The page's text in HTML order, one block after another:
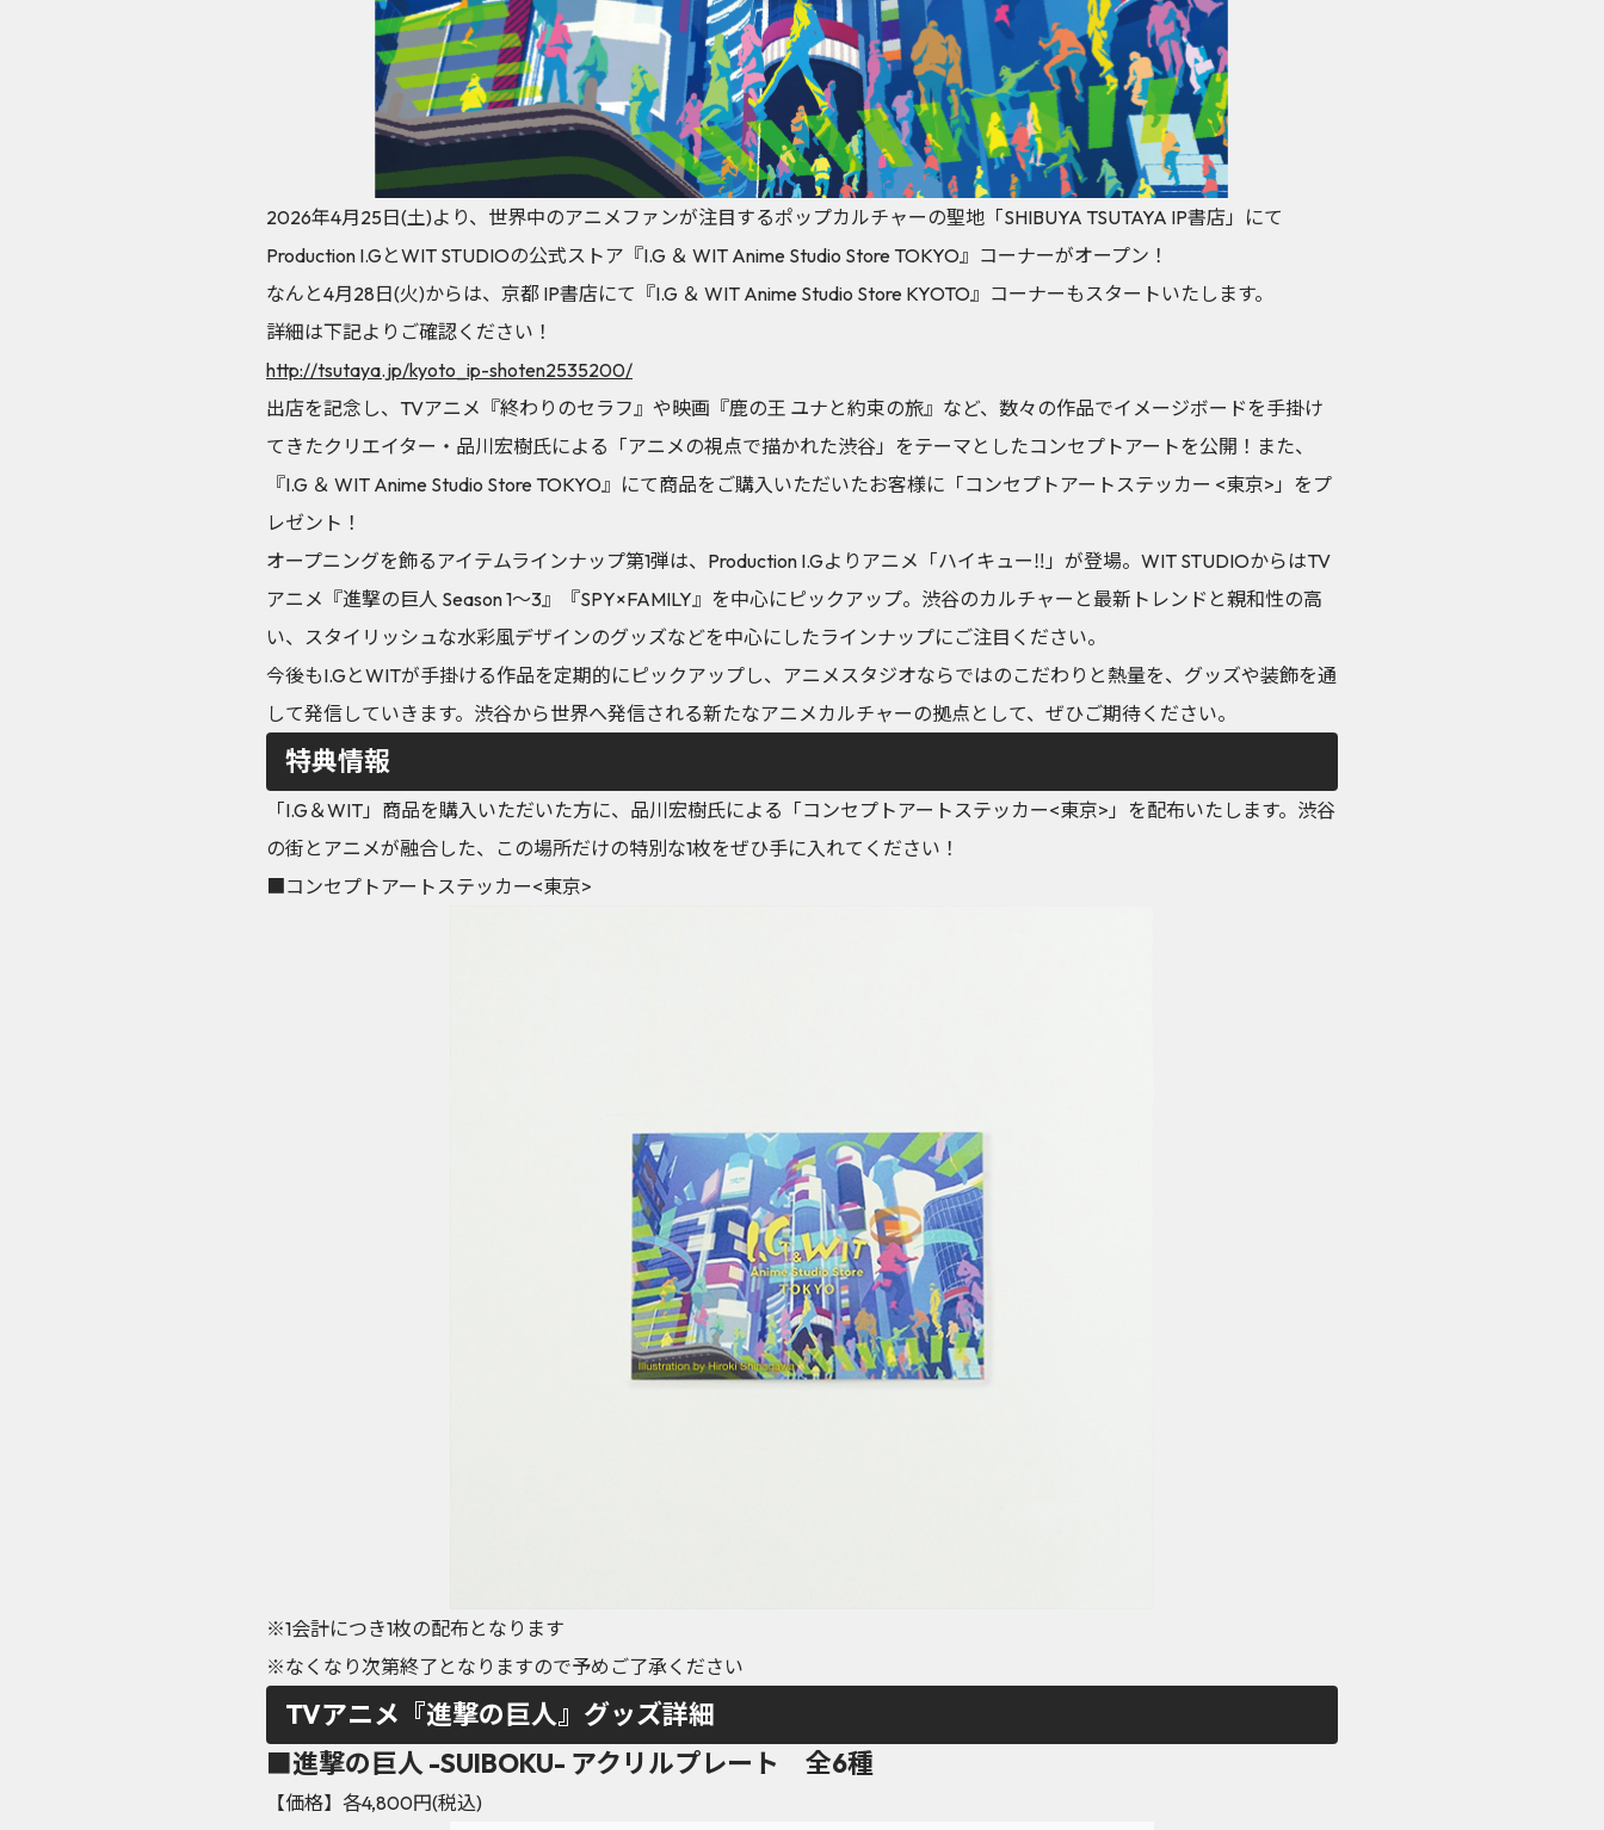
2026年4月25日(土)より、世界中のアニメファンが注目するポップカルチャーの聖地「SHIBUYA TSUTAYA IP書店」にて
Production I.GとWIT STUDIOの公式ストア『I.G ＆ WIT Anime Studio Store TOKYO』コーナーがオープン！
なんと4月28日(火)からは、京都 IP書店にて『I.G ＆ WIT Anime Studio Store KYOTO』コーナーもスタートいたします。
詳細は下記よりご確認ください！
http://tsutaya.jp/kyoto_ip-shoten2535200/
出店を記念し、TVアニメ『終わりのセラフ』や映画『鹿の王 ユナと約束の旅』など、数々の作品でイメージボードを手掛け
てきたクリエイター・品川宏樹氏による「アニメの視点で描かれた渋谷」をテーマとしたコンセプトアートを公開！また、
『I.G ＆ WIT Anime Studio Store TOKYO』にて商品をご購入いただいたお客様に「コンセプトアートステッカー <東京>」をプ
レゼント！
オープニングを飾るアイテムラインナップ第1弾は、Production I.Gよりアニメ「ハイキュー‼」が登場。WIT STUDIOからはTV
アニメ『進撃の巨人 Season 1～3』『SPY×FAMILY』を中心にピックアップ。渋谷のカルチャーと最新トレンドと親和性の高
い、スタイリッシュな水彩風デザインのグッズなどを中心にしたラインナップにご注目ください。
今後もI.GとWITが手掛ける作品を定期的にピックアップし、アニメスタジオならではのこだわりと熱量を、グッズや装飾を通
して発信していきます。渋谷から世界へ発信される新たなアニメカルチャーの拠点として、ぜひご期待ください。
特典情報
「I.G＆WIT」商品を購入いただいた方に、品川宏樹氏による「コンセプトアートステッカー<東京>」を配布いたします。渋谷
の街とアニメが融合した、この場所だけの特別な1枚をぜひ手に入れてください！
■コンセプトアートステッカー<東京>
※1会計につき1枚の配布となります
※なくなり次第終了となりますので予めご了承ください
TVアニメ『進撃の巨人』グッズ詳細
■進撃の巨人 -SUIBOKU- アクリルプレート 全6種
【価格】各4,800円(税込)